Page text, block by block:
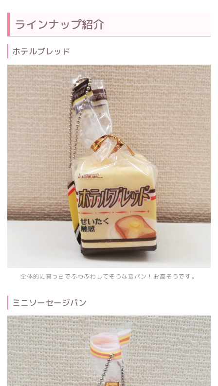
ラインナップ紹介
ホテルブレッド
全体的に真っ白でふわふわしてそうな食パン！お高そうです。
ミニソーセージパン